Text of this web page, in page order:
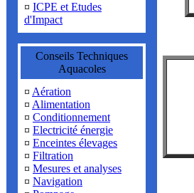
¤ ICPE et Etudes
d'Impact
Conseils Techniques
Aquacoles
¤ Aération
¤ Alimentation
¤ Conditionnement
¤ Electricité énergie
¤ Enceintes élevages
¤ Filtration
¤ Mesures et analyses
¤ Navigation